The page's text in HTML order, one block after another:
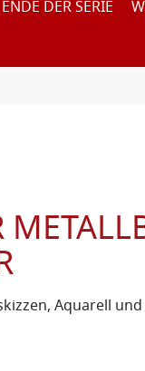
ENDE DER SERIE
Aquarell